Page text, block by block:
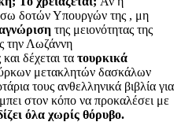
δοτών Υπουργών της , μη
της μειονότητας της
την Λωζάννη
και δέχεται τα τουρκικά
μετακλητών δασκάλων
τους ανθελληνικά βιβλία για
στον κόπο να προκαλέσει με
όλα χωρίς θόρυβο.